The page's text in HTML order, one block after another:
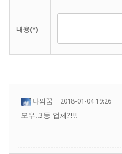
내용(*)
나의꿈 2018-01-04 19:26
오우..3등 업체?!!!